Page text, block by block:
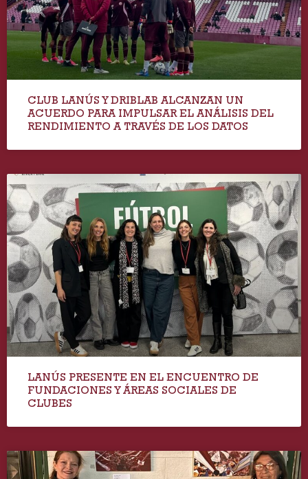
CLUB LANÚS Y DRIBLAB ALCANZAN UN
ACUERDO PARA IMPULSAR EL ANÁLISIS DEL
RENDIMIENTO A TRAVÉS DE LOS DATOS
LANÚS PRESENTE EN EL ENCUENTRO DE
FUNDACIONES Y ÁREAS SOCIALES DE
CLUBES